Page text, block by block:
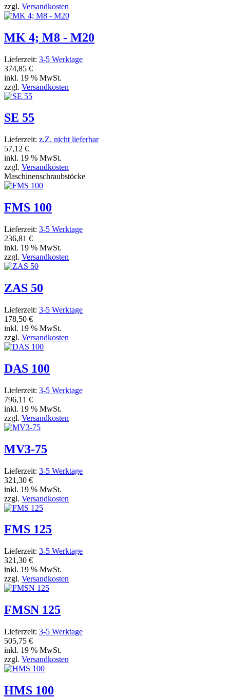
zzgl. Versandkosten
MK 4; M8 - M20
Lieferzeit: 3-5 Werktage
374,85 €
inkl. 19 % MwSt.
zzgl. Versandkosten
SE 55
Lieferzeit: z.Z. nicht lieferbar
57,12 €
inkl. 19 % MwSt.
zzgl. Versandkosten
Maschinenschraubstöcke
FMS 100
Lieferzeit: 3-5 Werktage
236,81 €
inkl. 19 % MwSt.
zzgl. Versandkosten
ZAS 50
Lieferzeit: 3-5 Werktage
178,50 €
inkl. 19 % MwSt.
zzgl. Versandkosten
DAS 100
Lieferzeit: 3-5 Werktage
796,11 €
inkl. 19 % MwSt.
zzgl. Versandkosten
MV3-75
Lieferzeit: 3-5 Werktage
321,30 €
inkl. 19 % MwSt.
zzgl. Versandkosten
FMS 125
Lieferzeit: 3-5 Werktage
321,30 €
inkl. 19 % MwSt.
zzgl. Versandkosten
FMSN 125
Lieferzeit: 3-5 Werktage
505,75 €
inkl. 19 % MwSt.
zzgl. Versandkosten
HMS 100